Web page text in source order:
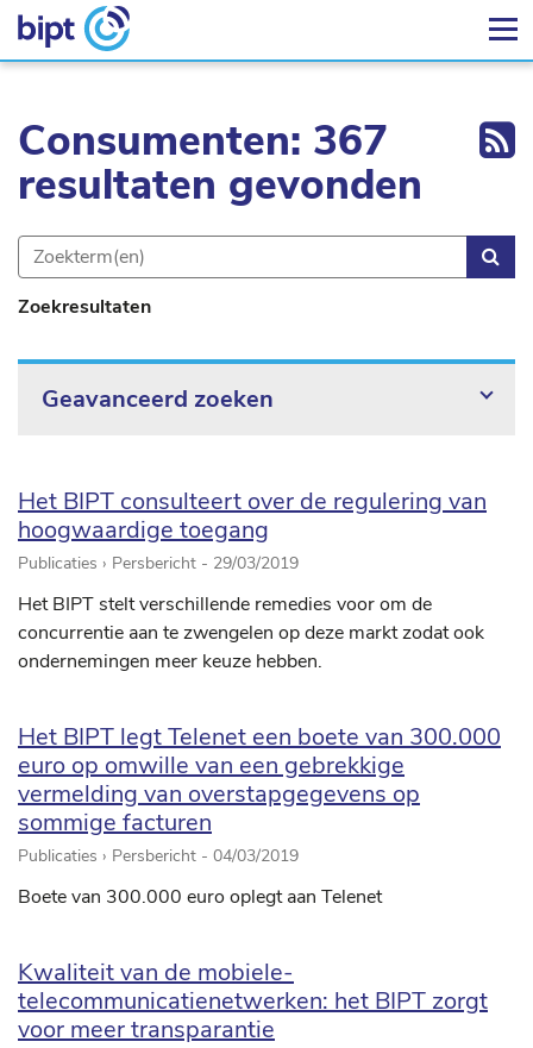
Consumenten: 367
resultaten gevonden
Zoekresultaten
Geavanceerd zoeken
Het BIPT consulteert over de regulering van
hoogwaardige toegang
Publicaties › Persbericht - 29/03/2019
Het BIPT stelt verschillende remedies voor om de
concurrentie aan te zwengelen op deze markt zodat ook
ondernemingen meer keuze hebben.
Het BIPT legt Telenet een boete van 300.000
euro op omwille van een gebrekkige
vermelding van overstapgegevens op
sommige facturen
Publicaties › Persbericht - 04/03/2019
Boete van 300.000 euro oplegt aan Telenet
Kwaliteit van de mobiele-
telecommunicatienetwerken: het BIPT zorgt
voor meer transparantie